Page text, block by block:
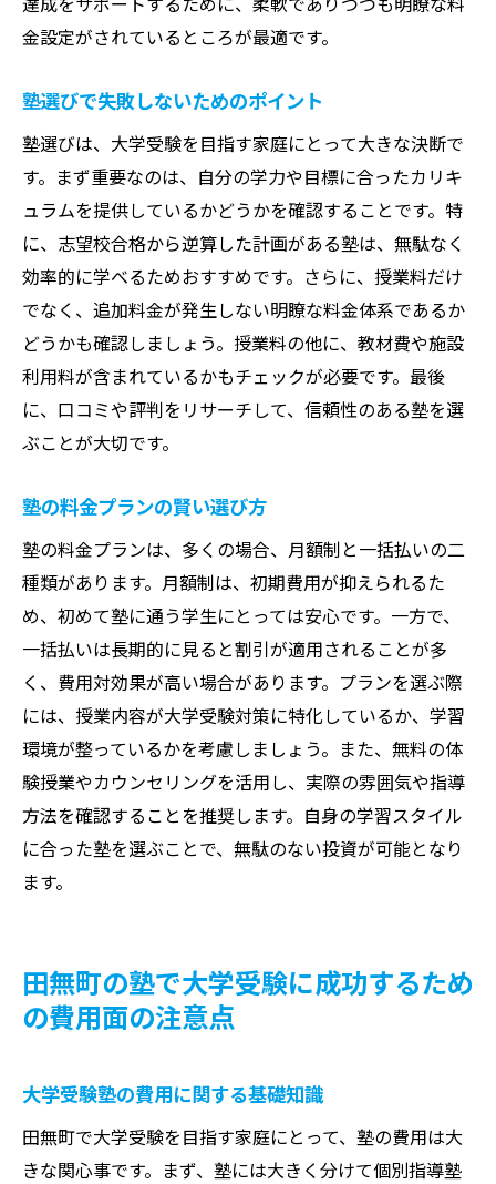
金設定がされているところが最適です。
塾選びで失敗しないためのポイント
塾選びは、大学受験を目指す家庭にとって大きな決断で
す。まず重要なのは、自分の学力や目標に合ったカリキ
ュラムを提供しているかどうかを確認することです。特
に、志望校合格から逆算した計画がある塾は、無駄なく
効率的に学べるためおすすめです。さらに、授業料だけ
でなく、追加料金が発生しない明瞭な料金体系であるか
どうかも確認しましょう。授業料の他に、教材費や施設
利用料が含まれているかもチェックが必要です。最後
に、口コミや評判をリサーチして、信頼性のある塾を選
ぶことが大切です。
塾の料金プランの賢い選び方
塾の料金プランは、多くの場合、月額制と一括払いの二
種類があります。月額制は、初期費用が抑えられるた
め、初めて塾に通う学生にとっては安心です。一方で、
一括払いは長期的に見ると割引が適用されることが多
く、費用対効果が高い場合があります。プランを選ぶ際
には、授業内容が大学受験対策に特化しているか、学習
環境が整っているかを考慮しましょう。また、無料の体
験授業やカウンセリングを活用し、実際の雰囲気や指導
方法を確認することを推奨します。自身の学習スタイル
に合った塾を選ぶことで、無駄のない投資が可能となり
ます。
田無町の塾で大学受験に成功するため
の費用面の注意点
大学受験塾の費用に関する基礎知識
田無町で大学受験を目指す家庭にとって、塾の費用は大
きな関心事です。まず、塾には大きく分けて個別指導塾